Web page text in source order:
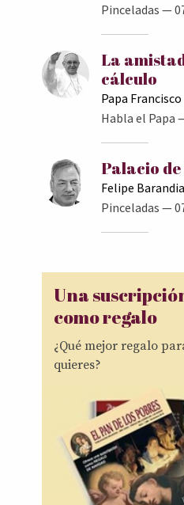
Pinceladas —
La
cálculo
Papa Francisco
Habla el Papa
Palacio
Felipe
Pinceladas —
Una
como regalo
¿Qué mejor regalo
quieres?